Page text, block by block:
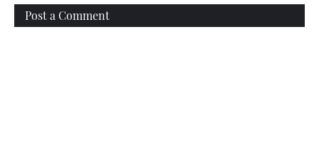
Post a Comment